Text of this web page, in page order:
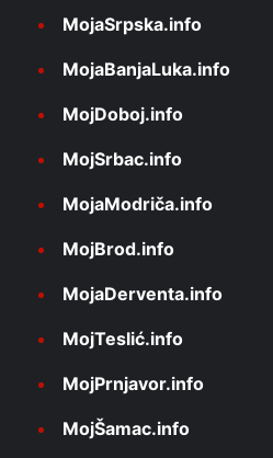
MojaSrpska.info
MojaBanjaLuka.info
MojDoboj.info
MojSrbac.info
MojaModriča.info
MojBrod.info
MojaDerventa.info
MojTeslić.info
MojPrnjavor.info
MojŠamac.info